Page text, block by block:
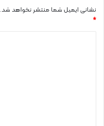
نشانی ایمیل شما منتشر نخواهد شد.
*